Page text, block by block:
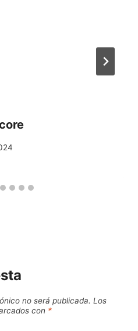
no será publicada. Los
con *